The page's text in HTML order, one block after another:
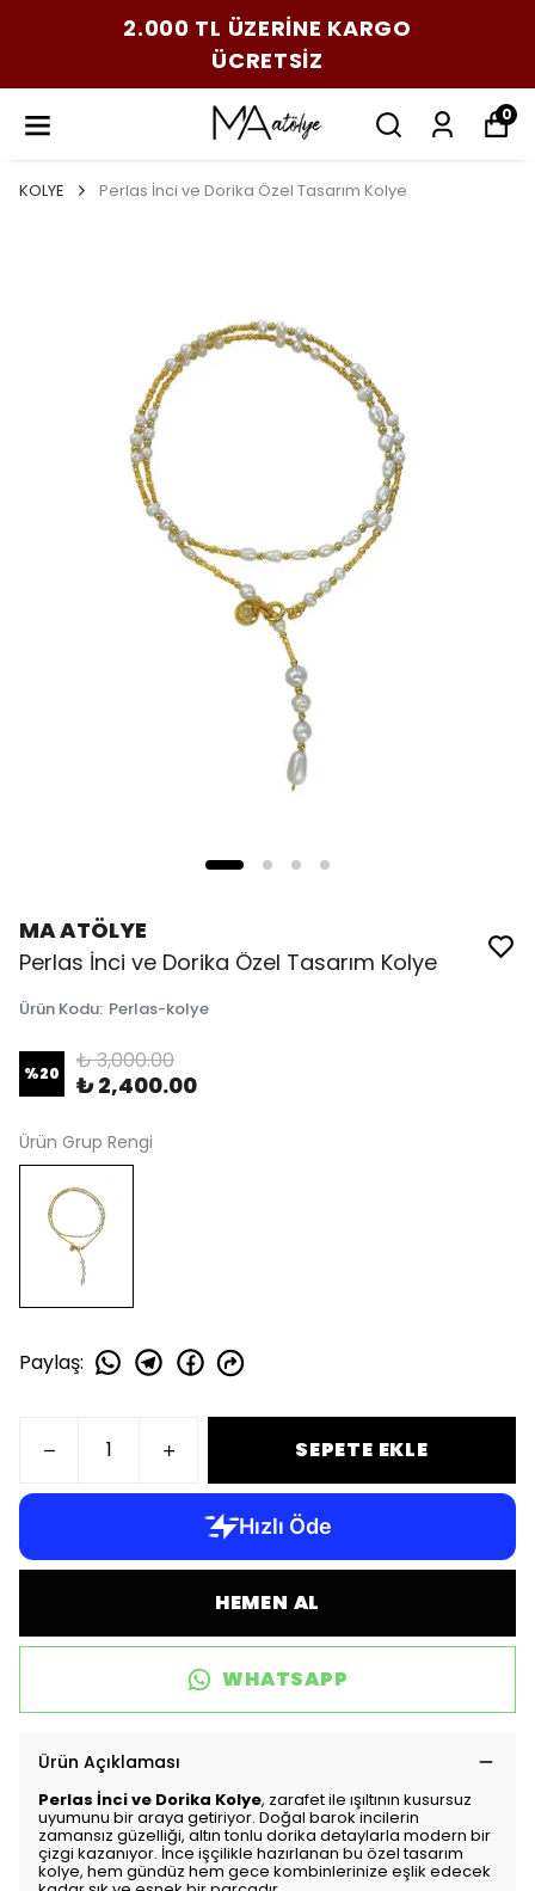
2.000 TL ÜZERİNE KARGO
ÜCRETSİZ
0
KOLYE Perlas İnci ve Dorika Özel Tasarım Kolye
MA ATÖLYE
Perlas İnci ve Dorika Özel Tasarım Kolye
Ürün Kodu: Perlas-kolye
%20 ₺ 3,000.00
₺ 2,400.00
Ürün Grup Rengi
Paylaş:
SEPETE EKLE
HEMEN AL
WHATSAPP
Ürün Açıklaması
Perlas İnci ve Dorika Kolye, zarafet ile ışıltının kusursuz
uyumunu bir araya getiriyor. Doğal barok incilerin
zamansız güzelliği, altın tonlu dorika detaylarla modern bir
çizgi kazanıyor. İnce işçilikle hazırlanan bu özel tasarım
kolye, hem gündüz hem gece kombinlerinize eşlik edecek